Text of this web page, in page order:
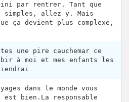
par rentrer. Tant que
simples, allez y. Mais
ça devient plus complexe,
une pire cauchemar ce
à moi et mes enfants les
dans le monde vous
est bien.La responsable